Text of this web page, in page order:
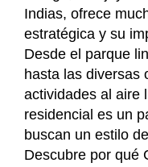
Indias, ofrece
estratégica y su
Desde el parque
hasta las diversas
actividades al aire
residencial es un
buscan un estilo
Descubre por qué